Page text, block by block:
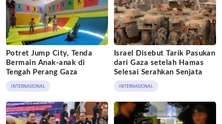
Potret Jump City, Tenda
Bermain Anak-anak di
Tengah Perang Gaza
INTERNASIONAL
Israel Disebut Tarik Pasukan
dari Gaza setelah Hamas
Selesai Serahkan Senjata
INTERNASIONAL